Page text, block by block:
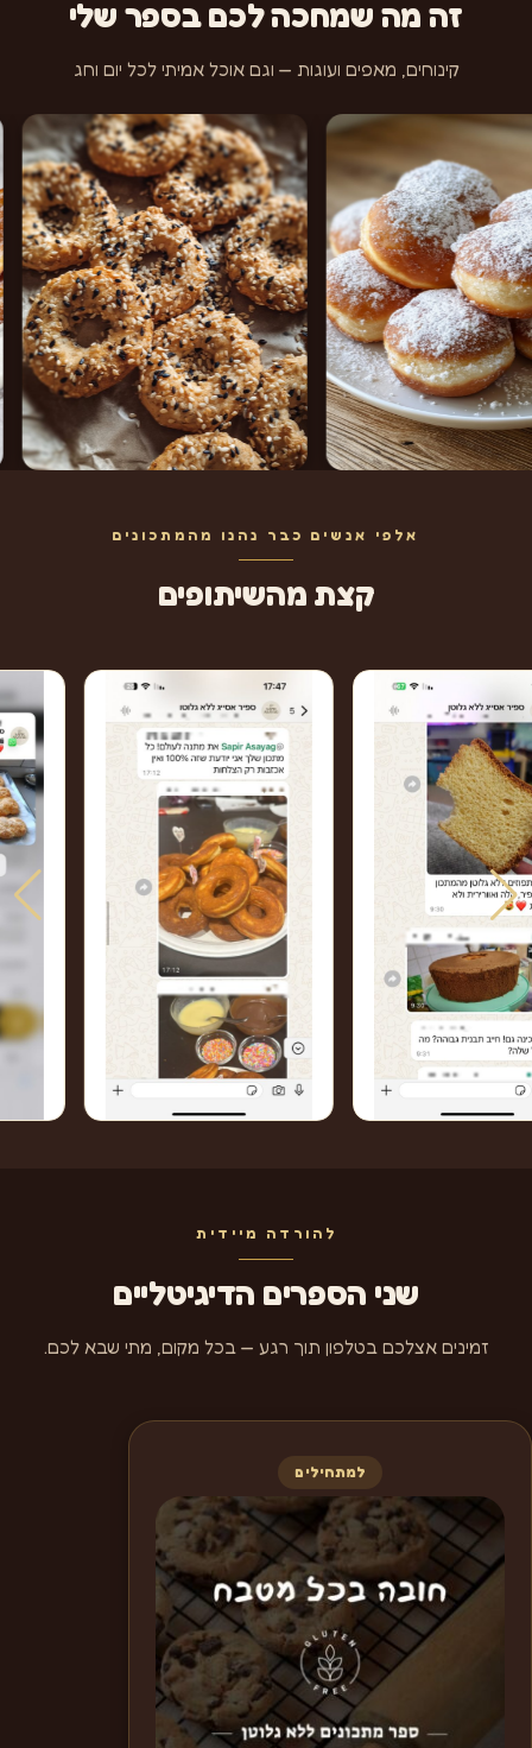
זה מה שמחכה לכם בספר שלי
קינוחים, מאפים ועוגות — וגם אוכל אמיתי לכל יום וחג
אלפי אנשים כבר נהנו מהמתכונים
קצת מהשיתופים
להורדה מיידית
שני הספרים הדיגיטליים
זמינים אצלכם בטלפון תוך רגע — בכל מקום, מתי שבא לכם.
למתחילים